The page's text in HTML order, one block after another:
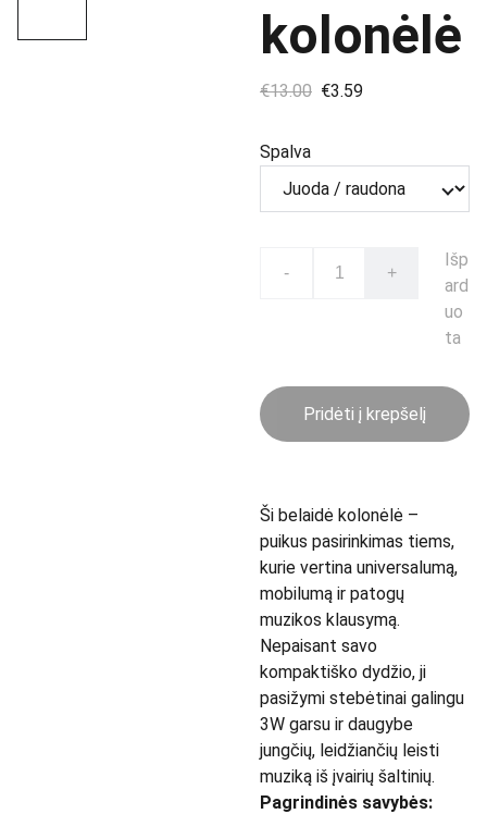
kolonėlė
€13.00 €3.59
Spalva
- +
Išp
ard
uo
ta
Pridėti į krepšelį
Ši belaidė kolonėlė –
puikus pasirinkimas tiems,
kurie vertina universalumą,
mobilumą ir patogų
muzikos klausymą.
Nepaisant savo
kompaktiško dydžio, ji
pasižymi stebėtinai galingu
3W garsu ir daugybe
jungčių, leidžiančių leisti
muziką iš įvairių šaltinių.
Pagrindinės savybės: